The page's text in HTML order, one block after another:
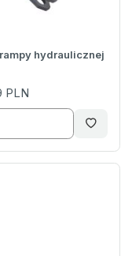
hydraulicznej
PLN